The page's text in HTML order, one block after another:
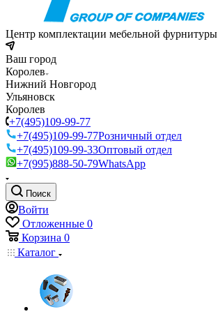
Центр комплектации мебельной фурнитуры
Ваш город
Королев
Нижний Новгород
Ульяновск
Королев
+7(495)109-99-77
+7(495)109-99-77Розничный отдел
+7(495)109-99-33Оптовый отдел
+7(995)888-50-79WhatsApp
Поиск
Войти
Отложенные 0
Корзина 0
Каталог